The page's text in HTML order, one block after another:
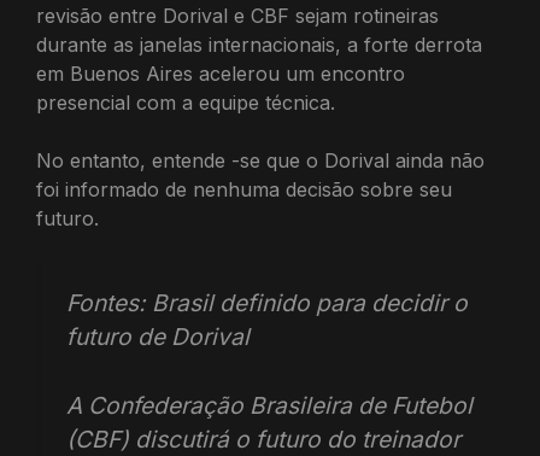
revisão entre Dorival e CBF sejam rotineiras
durante as janelas internacionais, a forte derrota
em Buenos Aires acelerou um encontro
presencial com a equipe técnica.
No entanto, entende -se que o Dorival ainda não
foi informado de nenhuma decisão sobre seu
futuro.
Fontes: Brasil definido para decidir o
futuro de Dorival
A Confederação Brasileira de Futebol
(CBF) discutirá o futuro do treinador